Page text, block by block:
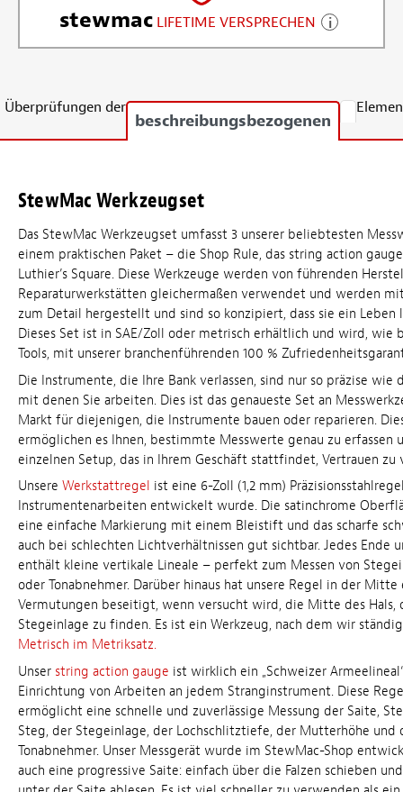
stewmac LIFETIME VERSPRECHEN
Überprüfungen der
beschreibungsbezogenen
StewMac Werkzeugset
Das StewMac Werkzeugset umfasst 3 unserer beliebtesten
einem praktischen Paket – die Shop Rule, das string action
Luthier’s Square. Diese Werkzeuge werden von führenden
Reparaturwerkstätten gleichermaßen verwendet und werden
zum Detail hergestellt und sind so konzipiert, dass sie ein Leben
Dieses Set ist in SAE/Zoll oder metrisch erhältlich und wird, wie
Tools, mit unserer branchenführenden 100 %
Die Instrumente, die Ihre Bank verlassen, sind nur so präzise wie
mit denen Sie arbeiten. Dies ist das genaueste Set an
Markt für diejenigen, die Instrumente bauen oder reparieren.
ermöglichen es Ihnen, bestimmte Messwerte genau zu erfassen
einzelnen Setup, das in Ihrem Geschäft stattfindet, Vertrauen zu
Unsere Werkstattregel ist eine 6-Zoll (1,2 mm)
Instrumentenarbeiten entwickelt wurde. Die satinchrome
eine einfache Markierung mit einem Bleistift und das scharfe
auch bei schlechten Lichtverhältnissen gut sichtbar. Jedes Ende
enthält kleine vertikale Lineale – perfekt zum Messen von
oder Tonabnehmer. Darüber hinaus hat unsere Regel in der
Vermutungen beseitigt, wenn versucht wird, die Mitte des Hals,
Stegeinlage zu finden. Es ist ein Werkzeug, nach dem wir
Metrisch im Metriksatz.
Unser string action gauge ist wirklich ein „Schweizer
Einrichtung von Arbeiten an jedem Stranginstrument. Diese
ermöglicht eine schnelle und zuverlässige Messung der Saite,
Steg, der Stegeinlage, der Lochschlitztiefe, der Mutterhöhe und
Tonabnehmer. Unser Messgerät wurde im StewMac-Shop
auch eine progressive Saite: einfach über die Falzen schieben